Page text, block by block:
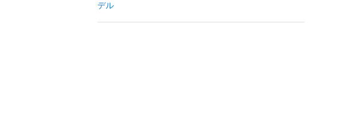
デル